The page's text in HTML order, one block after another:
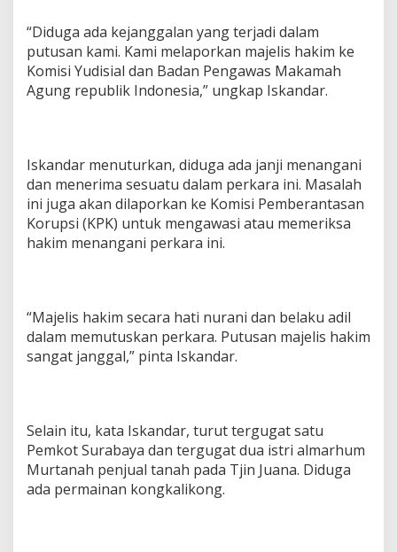
“Diduga ada kejanggalan yang terjadi dalam
putusan kami. Kami melaporkan majelis hakim ke
Komisi Yudisial dan Badan Pengawas Makamah
Agung republik Indonesia,” ungkap Iskandar.
Iskandar menuturkan, diduga ada janji menangani
dan menerima sesuatu dalam perkara ini. Masalah
ini juga akan dilaporkan ke Komisi Pemberantasan
Korupsi (KPK) untuk mengawasi atau memeriksa
hakim menangani perkara ini.
“Majelis hakim secara hati nurani dan belaku adil
dalam memutuskan perkara. Putusan majelis hakim
sangat janggal,” pinta Iskandar.
Selain itu, kata Iskandar, turut tergugat satu
Pemkot Surabaya dan tergugat dua istri almarhum
Murtanah penjual tanah pada Tjin Juana. Diduga
ada permainan kongkalikong.